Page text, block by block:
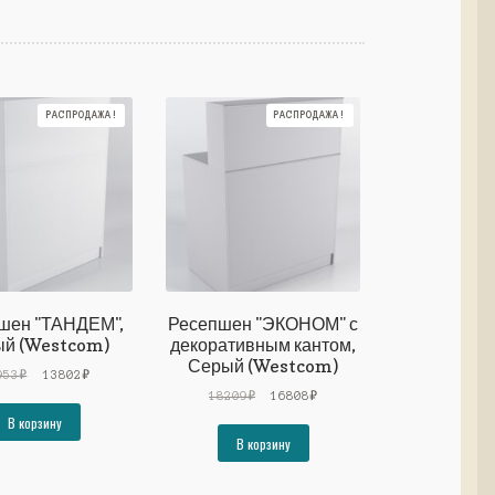
"ТАНДЕМ",
(Westcom)
РАСПРОДАЖА!
₽
Первоначальная
14953₽.
13802₽Текущая
В корзину
Ресепшен "ЭКОНОМ" с
декоративным кантом,
Серый (Westcom)
РАСПРОДАЖА!
18209₽
Первоначальная
18209₽.
16808₽Текущая
В корзину